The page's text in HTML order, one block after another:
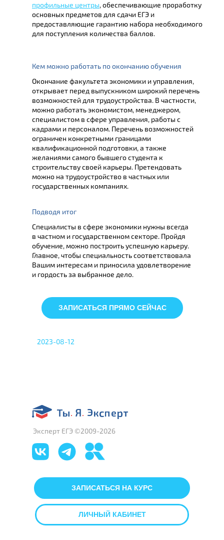
2023-08-12
ЗАПИСАТЬСЯ ПРЯМО СЕЙЧАС
профильные центры, обеспечивающие проработку
основных предметов для сдачи ЕГЭ и
предоставляющие гарантию набора необходимого
для поступления количества баллов.
Кем можно работать по окончанию обучения
Окончание факультета экономики и управления,
открывает перед выпускником широкий перечень
возможностей для трудоустройства. В частности,
можно работать экономистом, менеджером,
специалистом в сфере управления, работы с
кадрами и персоналом. Перечень возможностей
ограничен конкретными границами
квалификационной подготовки, а также
желаниями самого бывшего студента к
строительству своей карьеры. Претендовать
можно на трудоустройство в частных или
государственных компаниях.
Подводя итог
Специалисты в сфере экономики нужны всегда
в частном и государственном секторе. Пройдя
обучение, можно построить успешную карьеру.
Главное, чтобы специальность соответствовала
Вашим интересам и приносила удовлетворение
и гордость за выбранное дело.
Эксперт ЕГЭ ©2009-2026
ЗАПИСАТЬСЯ НА КУРС
ЛИЧНЫЙ КАБИНЕТ